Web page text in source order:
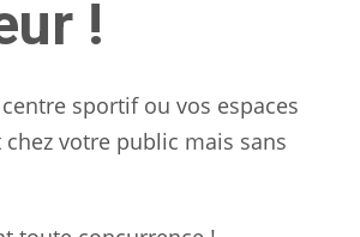
!
sportif ou vos espaces
votre public mais sans